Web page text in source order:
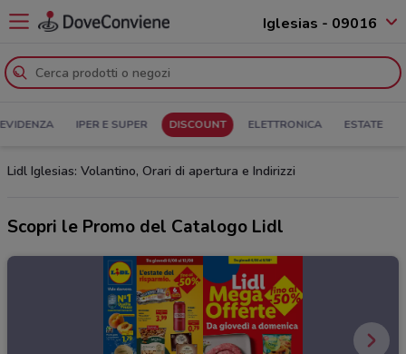
Iglesias - 09016
IPER E SUPER DISCOUNT ELETTRONICA ESTATE
Lidl Iglesias: Volantino, Orari di apertura e Indirizzi
Scopri le Promo del Catalogo Lidl